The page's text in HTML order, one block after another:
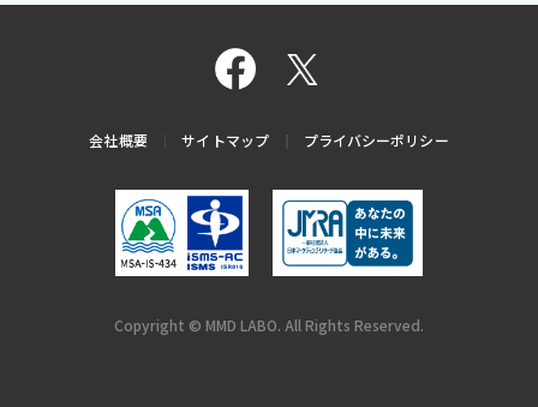
会社概要 サイトマップ プライバシーポリシー
Copyright © MMD LABO. All Rights Reserved.